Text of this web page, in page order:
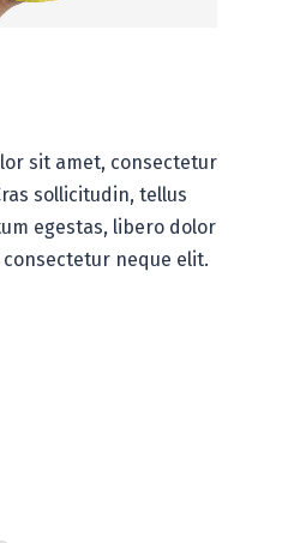
sit amet, consectetur
sollicitudin, tellus
egestas, libero dolor
neque elit.